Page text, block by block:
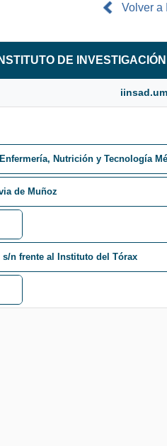
Volver a
DE
Nutrición y Tecnología
de Muñoz
n frente al Instituto del Tórax